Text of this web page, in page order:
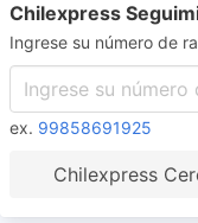
Chilexpress
Ingrese su número de
ex. 99858691925
Chilexpress